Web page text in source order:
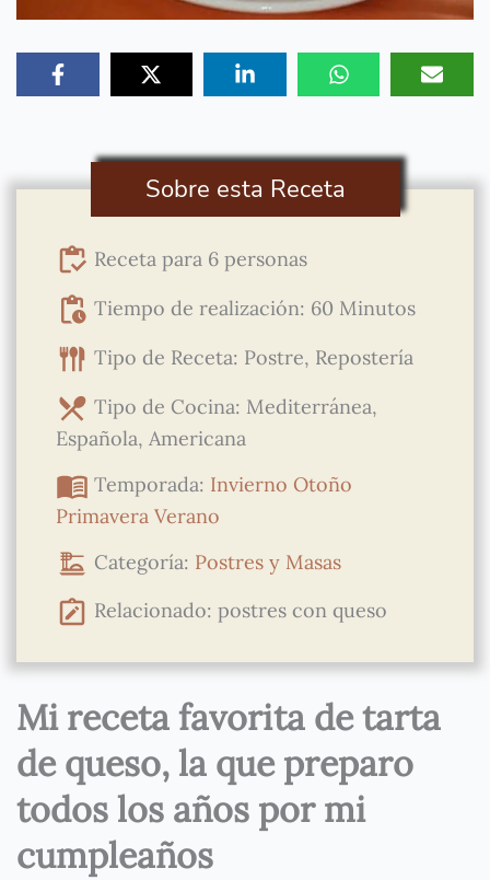
Sobre esta Receta
Receta para 6 personas
Tiempo de realización: 60 Minutos
Tipo de Receta: Postre, Repostería
Tipo de Cocina: Mediterránea,
Española, Americana
Temporada: Invierno Otoño
Primavera Verano
Categoría: Postres y Masas
Relacionado: postres con queso
Mi receta favorita de tarta
de queso, la que preparo
todos los años por mi
cumpleaños